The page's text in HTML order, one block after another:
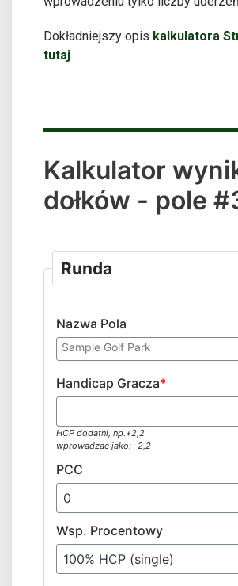
Dokładniejszy opis kalkulatora
tutaj.
Kalkulator
dołków - pole
Runda
Nazwa Pola
Handicap Gracza*
HCP dodatni, np.+2,2
wprowadzać jako: -2,2
PCC
Wsp. Procentowy